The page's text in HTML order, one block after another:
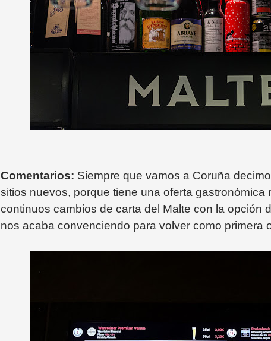
Comentarios: Siempre que vamos a Coruña
sitios nuevos, porque tiene una oferta gastronómica
continuos cambios de carta del Malte con la opción
nos acaba convenciendo para volver como primera